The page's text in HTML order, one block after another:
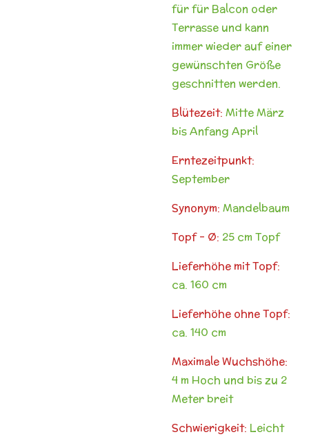
für für Balcon oder
Terrasse und kann
immer wieder auf einer
gewünschten Größe
geschnitten werden.
Blütezeit: Mitte März
bis Anfang April
Erntezeitpunkt:
September
Synonym: Mandelbaum
Topf - Ø: 25 cm Topf
Lieferhöhe mit Topf:
ca. 160 cm
Lieferhöhe ohne Topf:
ca. 140 cm
Maximale Wuchshöhe:
4 m Hoch und bis zu 2
Meter breit
Schwierigkeit: Leicht